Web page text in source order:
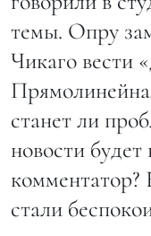
темы. Опру
Чикаго вести
станет ли
новости
стали